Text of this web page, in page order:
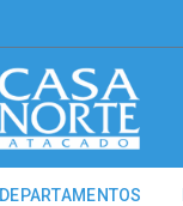
DEPARTAMENTOS